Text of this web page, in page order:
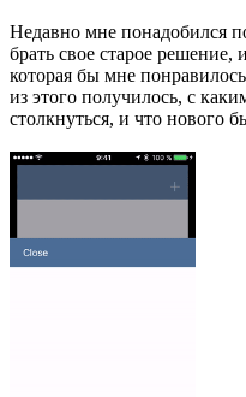
Недавно мне понадобился
брать свое старое решение,
которая бы мне
из этого получилось, с
столкнуться, и что нового